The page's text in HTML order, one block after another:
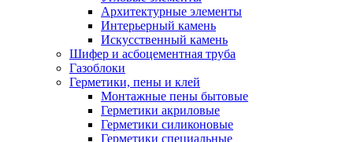
Архитектурные элементы
Интерьерный камень
Искусственный камень
Шифер и асбоцементная труба
Газоблоки
Герметики, пены и клей
Монтажные пены бытовые
Герметики акриловые
Герметики силиконовые
Герметики специальные